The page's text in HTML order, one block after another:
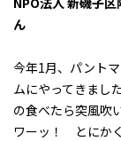
ん
今年1月、パント
ムにやってきまし
の食べたら突風吹
ワーッ！ とにか